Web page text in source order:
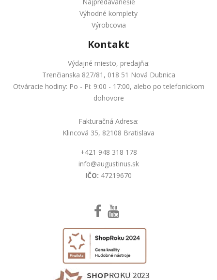
Výhodné komplety
Výrobcovia
Kontakt
Výdajné miesto, predajňa:
Trenčianska 827/81, 018 51 Nová Dubnica
Otváracie hodiny: Po - Pi: 9:00 - 17:00, alebo po telefonickom
dohovore
Fakturačná Adresa:
Klincová 35, 82108 Bratislava
+421 948 318 178
info@augustinus.sk
IČO: 47219670